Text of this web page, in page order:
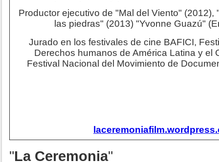
Productor ejecutivo de "Mal del Viento" (2012),
las piedras" (2013) "Yvonne Guazú"
Jurado en los festivales de cine BAFICI,
Derechos humanos de América Latina y el
Festival Nacional del Movimiento de
"La Ceremonia"